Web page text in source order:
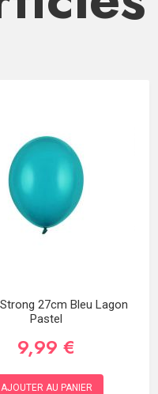
27cm Bleu Lagon
Pastel
9,99 €
AJOUTER AU PANIER